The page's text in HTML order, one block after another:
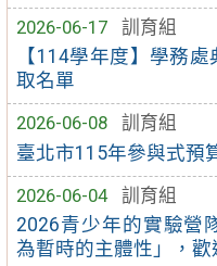
2026-06-17
訓育組
【114學年度】學務
取名單
2026-06-08
訓育組
臺北市115年參與式預
2026-06-04
訓育組
2026青少年的實驗營
為暫時的主體性」，歡